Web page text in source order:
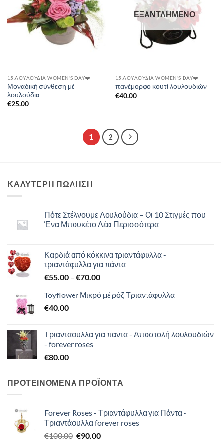
15.ΛΟΥΛΟΎΔΙΑ WOMEN'S DAY❤️
Μοναδική σύνθεση μέ
λουλούδια
€25.00
ΕΞΑΝΤΛΗΜΈΝΟ
15.ΛΟΥΛΟΎΔΙΑ WOMEN'S DAY❤️
πανέμορφο κουτί λουλουδιών
€40.00
1 2
ΚΑΛΥΤΕΡΗ ΠΩΛΗΣΗ
Πότε Στέλνουμε Λουλούδια – Οι 10 Στιγμές που
Ένα Μπουκέτο Λέει Περισσότερα
Καρδιά από κόκκινα τριαντάφυλλα -
τριαντάφυλλα για πάντα
€55.00 – €70.00Price
€55.00
Toyflower Μικρό μέ ρόζ Τριαντάφυλλα
€40.00
Τριανταφυλλα για παντα - Αποστολή λουλουδιών
- forever roses
€80.00
ΠΡΟΤΕΙΝΟΜΕΝΑ ΠΡΟΪΟΝΤΑ
Forever Roses - Τριαντάφυλλα για Πάντα -
Τριαντάφυλλα forever roses
€100.00 Original
€90.00Η